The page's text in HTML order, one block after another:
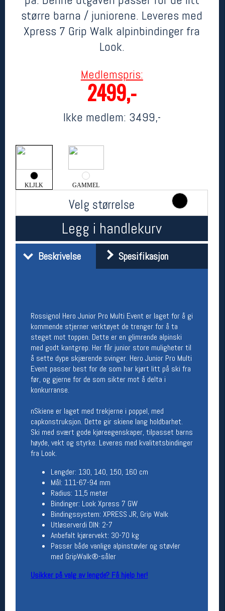
større barna / juniorene. Leveres med
Xpress 7 Grip Walk alpinbindinger fra
Look.
Medlemspris:
2499,-
Ikke medlem: 3499,-
KLJLK GAMMEL
Velg størrelse
Legg i handlekurv
Beskrivelse Spesifikasjon
Rossignol Hero Junior Pro Multi Event er laget for å gi
kommende stjerner verktøyet de trenger for å ta
steget mot toppen. Dette er en glimrende alpinski
med godt kantgrep. Her får junior store muligheter til
å sette dype skjærende svinger. Hero Junior Pro Multi
Event passer best for de som har kjørt litt på ski fra
før, og gjerne for de som sikter mot å delta i
konkurranse.
nSkiene er laget med trekjerne i poppel, med
capkonstruksjon. Dette gir skiene lang holdbarhet.
Ski med svært gode kjøreegenskaper, tilpasset barns
høyde, vekt og styrke. Leveres med kvalitetsbindinger
fra Look.
Lengder: 130, 140, 150, 160 cm
Mål: 111-67-94 mm
Radius: 11,5 meter
Bindinger: Look Xpress 7 GW
Bindingssystem: XPRESS JR, Grip Walk
Utløserverdi DIN: 2-7
Anbefalt kjørervekt: 30-70 kg
Passer både vanlige alpinstøvler og støvler
med GripWalk®-såler
Usikker på valg av lengde? Få hjelp her!
Her finner du oss
Oslo Sportslager
Telefon: 23 32 62 00
Åpningstider butikk
Man-Fredag:
Team Oslo Sportslager
Magasinet
Åpningstider verkstedet
Man-Fredag:
11-18
Lørdag:
11-16
Om verkstedet
For å bestille time må du logge inn i
nettbutikken og trykke på den nederste blå
linjen
Betingelser
Salgsbetingelser
Personsvernerklæring
Informasjonskapsler
Bærekraft
Ledige stillinger
Ledige stillinger
Følg oss på